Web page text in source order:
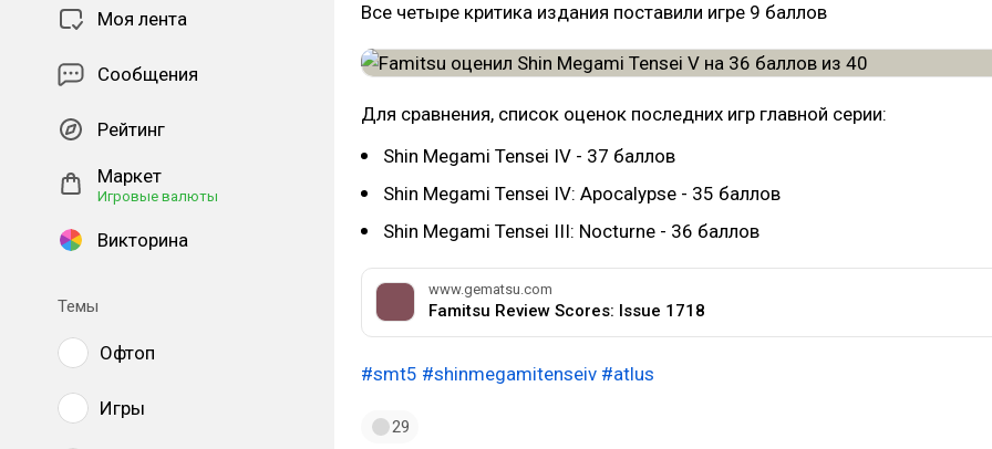
Моя лента
Сообщения
Рейтинг
Маркет
Игровые валюты
Викторина
Темы
Офтоп
Игры
Все четыре критика издания поставили игре 9 баллов
Для сравнения, список оценок последних игр главной серии:
Shin Megami Tensei IV - 37 баллов
Shin Megami Tensei IV: Apocalypse - 35 баллов
Shin Megami Tensei III: Nocturne - 36 баллов
www.gematsu.com
Famitsu Review Scores: Issue 1718
#smt5 #shinmegamitenseiv #atlus
29